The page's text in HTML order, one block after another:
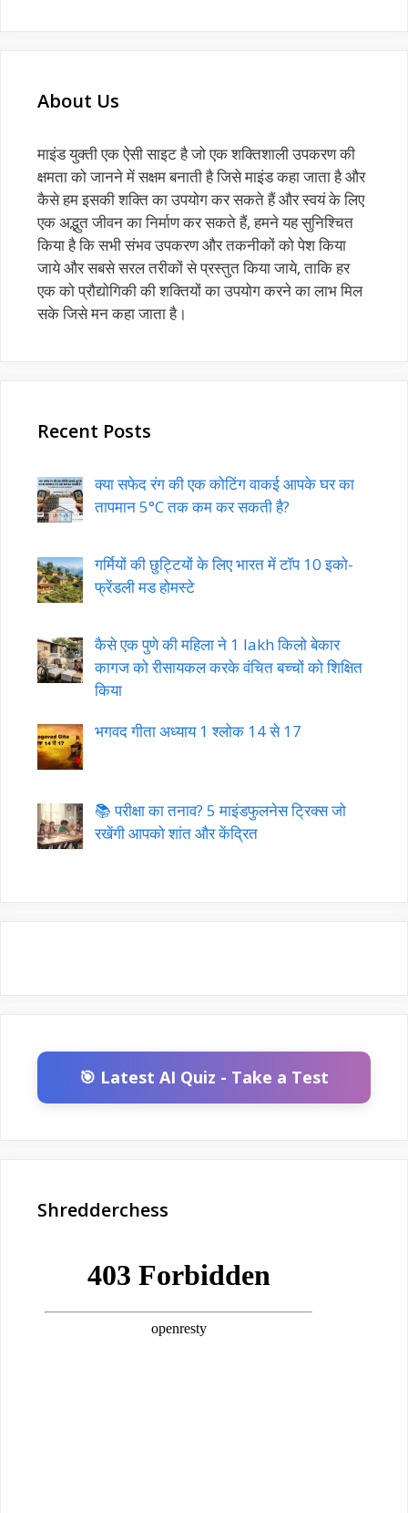
About Us
माइंड युक्ती एक ऐसी साइट है जो एक शक्तिशाली उपकरण की
क्षमता को जानने में सक्षम बनाती है जिसे माइंड कहा जाता है और
कैसे हम इसकी शक्ति का उपयोग कर सकते हैं और स्वयं के लिए
एक अद्भुत जीवन का निर्माण कर सकते हैं, हमने यह सुनिश्चित
किया है कि सभी संभव उपकरण और तकनीकों को पेश किया
जाये और सबसे सरल तरीकों से प्रस्तुत किया जाये, ताकि हर
एक को प्रौद्योगिकी की शक्तियों का उपयोग करने का लाभ मिल
सके जिसे मन कहा जाता है।
Recent Posts
क्या सफेद रंग की एक कोटिंग वाकई आपके घर का
तापमान 5°C तक कम कर सकती है?
गर्मियों की छुट्टियों के लिए भारत में टॉप 10 इको-
फ्रेंडली मड होमस्टे
कैसे एक पुणे की महिला ने 1 lakh किलो बेकार
कागज को रीसायकल करके वंचित बच्चों को शिक्षित
किया
भगवद गीता अध्याय 1 श्लोक 14 से 17
📚 परीक्षा का तनाव? 5 माइंडफुलनेस ट्रिक्स जो
रखेंगी आपको शांत और केंद्रित
🎯 Latest AI Quiz - Take a Test
Shredderchess